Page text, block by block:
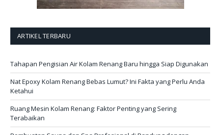
ARTIKEL TERBARU
Tahapan Pengisian Air Kolam Renang Baru hingga Siap Digunakan
Nat Epoxy Kolam Renang Bebas Lumut? Ini Fakta yang Perlu Anda
Ketahui
Ruang Mesin Kolam Renang: Faktor Penting yang Sering
Terabaikan